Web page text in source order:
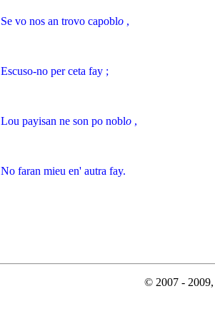
Se vo nos an trovo capoblo ,
Escuso-no per ceta fay ;
Lou payisan ne son po noblo ,
No faran mieu en' autra fay.
© 2007 - 2009,